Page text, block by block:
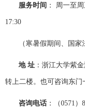
服务时间 ： 周一至周
17:30
（寒暑假期间、国
地 址 ： 浙江大学紫
转上二楼。也可咨询东门
咨询电话 ： （0571 ）